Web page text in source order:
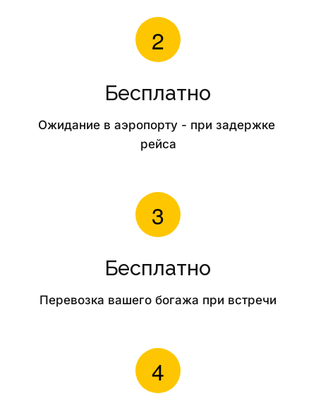
Бесплатно
Ожидание в аэропорту - при задержке
рейса
Бесплатно
Перевозка вашего богажа при встречи